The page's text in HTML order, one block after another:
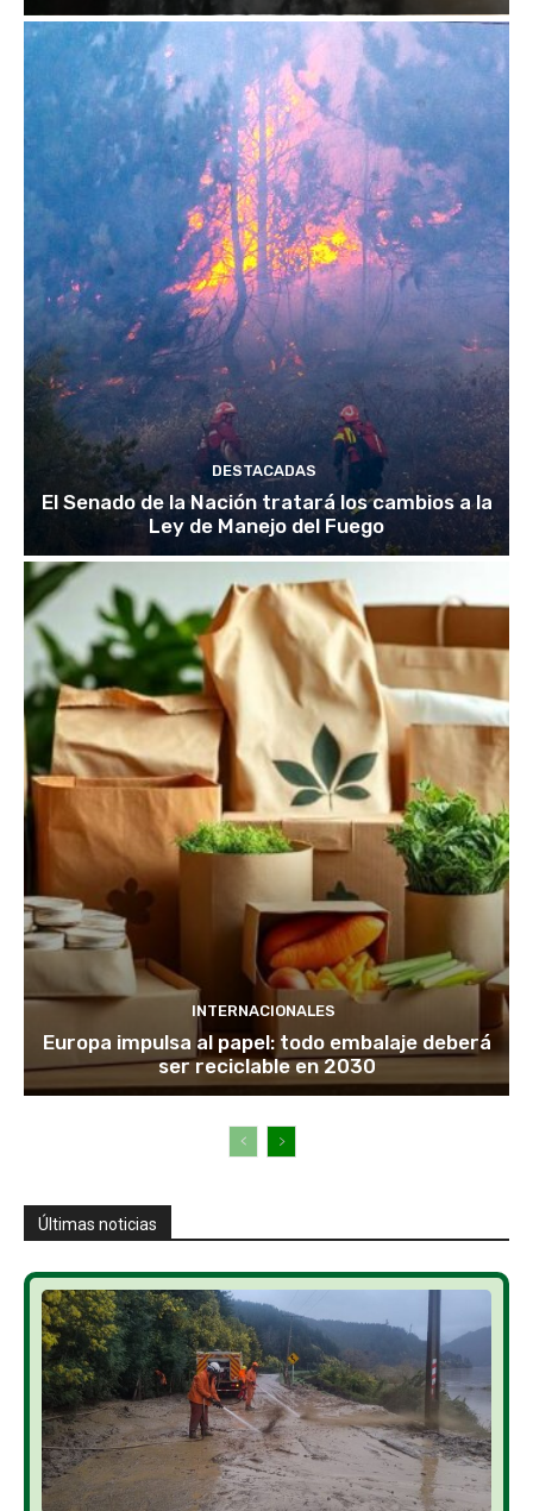
DESTACADAS
El Senado de la Nación tratará los cambios a la
Ley de Manejo del Fuego
INTERNACIONALES
Europa impulsa al papel: todo embalaje deberá
ser reciclable en 2030
Últimas noticias